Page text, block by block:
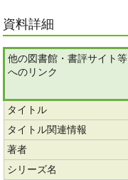
資料詳細
他の図書館・書評サイト等
へのリンク
タイトル
タイトル関連情報
著者
シリーズ名